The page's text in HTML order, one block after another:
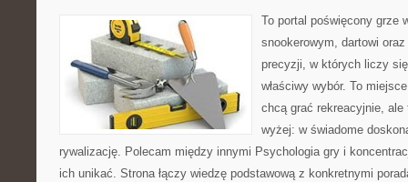
To portal poświęcony grze
snookerowym, dartowi
precyzji, w których liczy
właściwy wybór. To
chcą grać rekreacyjnie,
wyżej: w świadome
rywalizację. Polecam między innymi Psychologia gry i
ich unikać. Strona łączy wiedzę podstawową z konkretnymi